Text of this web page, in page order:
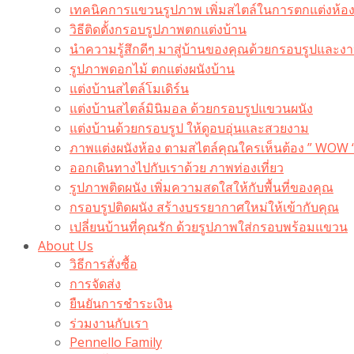
เทคนิคการแขวนรูปภาพ เพิ่มสไตล์ในการตกแต่งห้อง
วิธีติดตั้งกรอบรูปภาพตกแต่งบ้าน
นำความรู้สึกดีๆ มาสู่บ้านของคุณด้วยกรอบรูปและง
รูปภาพดอกไม้ ตกแต่งผนังบ้าน
แต่งบ้านสไตล์โมเดิร์น
แต่งบ้านสไตล์มินิมอล ด้วยกรอบรูปแขวนผนัง
แต่งบ้านด้วยกรอบรูป ให้ดูอบอุ่นและสวยงาม
ภาพแต่งผนังห้อง ตามสไตล์คุณใครเห็นต้อง ” WOW
ออกเดินทางไปกับเราด้วย ภาพท่องเที่ยว
รูปภาพติดผนัง เพิ่มความสดใสให้กับพื้นที่ของคุณ
กรอบรูปติดผนัง สร้างบรรยากาศใหม่ให้เข้ากับคุณ
เปลี่ยนบ้านที่คุณรัก ด้วยรูปภาพใส่กรอบพร้อมแขวน​
About Us
วิธีการสั่งซื้อ
การจัดส่ง
ยืนยันการชำระเงิน
ร่วมงานกับเรา
Pennello Family